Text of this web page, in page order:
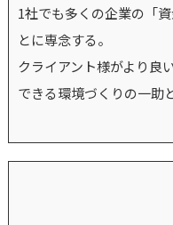
1社でも多くの企業の「
とに専念する。
クライアント様がより良
できる環境づくりの一助